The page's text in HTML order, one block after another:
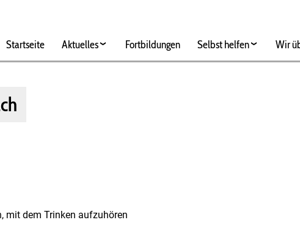
Startseite Aktuelles Fortbildungen Selbst helfen Wir
mit dem Trinken aufzuhören